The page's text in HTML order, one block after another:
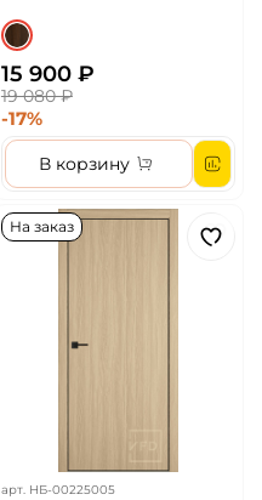
15 900 ₽
19 080 ₽
-17%
В корзину
На заказ
арт. НБ-00225005